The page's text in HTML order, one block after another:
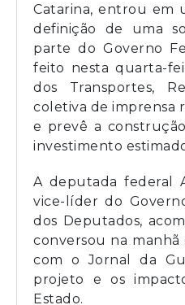
Catarina, entrou em
definição de uma
parte do Governo
feito nesta quarta-
dos Transportes,
coletiva de imprensa
e prevê a
investimento
A deputada federal
vice-líder do
dos Deputados,
conversou na manhã
com o Jornal da
projeto e os
Estado.